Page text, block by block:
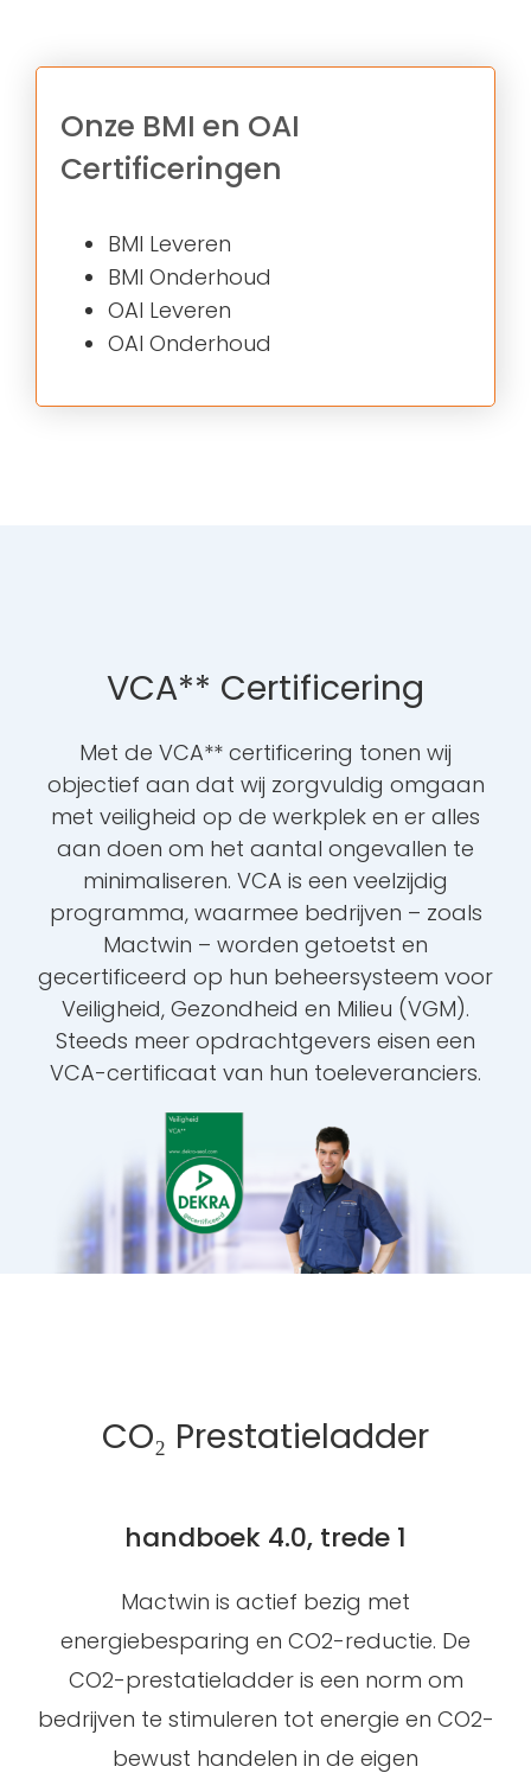
Onze BMI en OAI
Certificeringen
BMI Leveren
BMI Onderhoud
OAI Leveren
OAI Onderhoud
VCA** Certificering
Met de VCA** certificering tonen wij
objectief aan dat wij zorgvuldig omgaan
met veiligheid op de werkplek en er alles
aan doen om het aantal ongevallen te
minimaliseren. VCA is een veelzijdig
programma, waarmee bedrijven – zoals
Mactwin – worden getoetst en
gecertificeerd op hun beheersysteem voor
Veiligheid, Gezondheid en Milieu (VGM).
Steeds meer opdrachtgevers eisen een
VCA-certificaat van hun toeleveranciers.
CO₂ Prestatieladder
handboek 4.0, trede 1
Mactwin is actief bezig met
energiebesparing en CO2-reductie. De
CO2-prestatieladder is een norm om
bedrijven te stimuleren tot energie en CO2-
bewust handelen in de eigen